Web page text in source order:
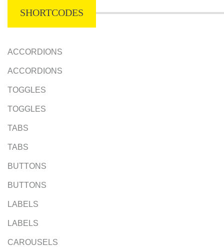
SHORTCODES
ACCORDIONS
ACCORDIONS
TOGGLES
TOGGLES
TABS
TABS
BUTTONS
BUTTONS
LABELS
LABELS
CAROUSELS